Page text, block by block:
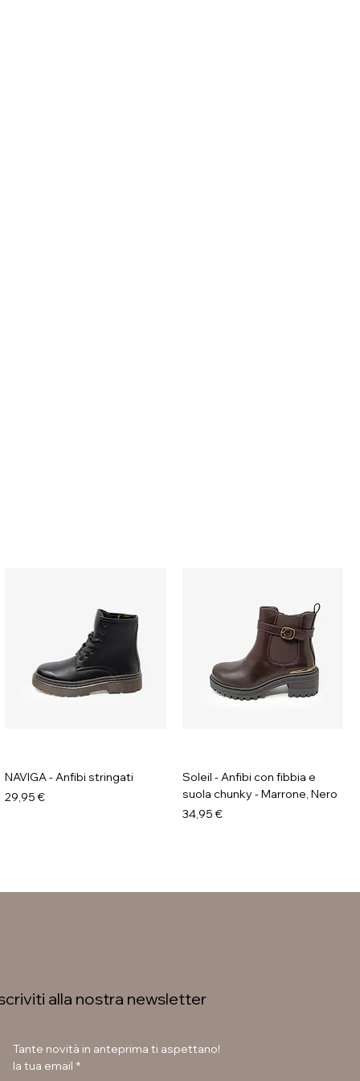
NAVIGA - Anfibi stringati
Prezzo
29,95 €
Soleil - Anfibi con fibbia e
suola chunky - Marrone, Nero
Prezzo
34,95 €
alla nostra newsletter
Tante novità in anteprima ti aspettano!
la tua email *